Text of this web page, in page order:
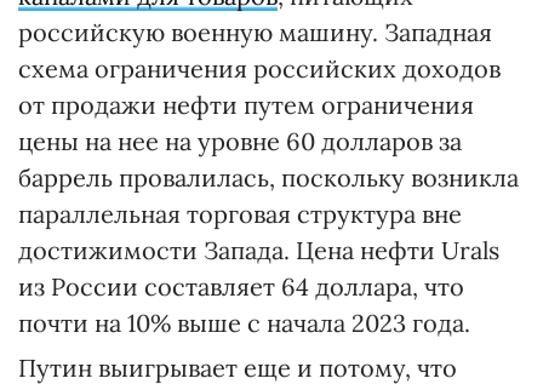
российскую военную машину. Западная
схема ограничения российских доходов
от продажи нефти путем ограничения
цены на нее на уровне 60 долларов за
баррель провалилась, поскольку возникла
параллельная торговая структура вне
достижимости Запада. Цена нефти Urals
из России составляет 64 доллара, что
почти на 10% выше с начала 2023 года.
Путин выигрывает еще и потому, что